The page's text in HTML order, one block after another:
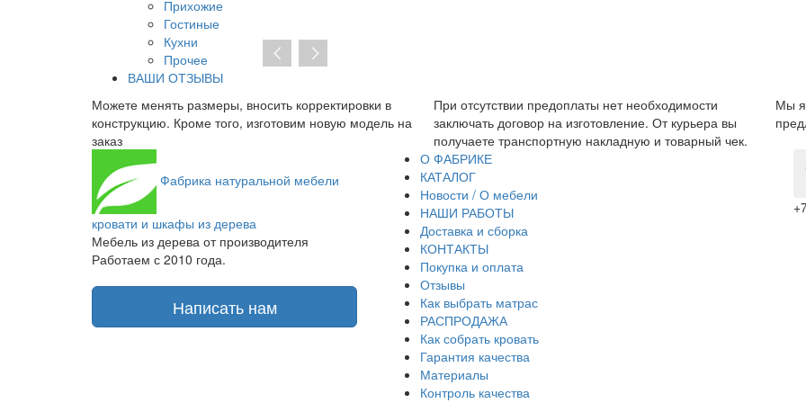
Прихожие
Гостиные
Кухни
Прочее
ВАШИ ОТЗЫВЫ
корректировки в
новую модель на
При отсутствии предоплаты нет необходимости
заключать договор на изготовление. От курьера вы
получаете транспортную накладную и товарный чек.
Мы являемся прямым производителем, поэтому
предложить низкую цену без дополнительных
Фабрика натуральной мебели
кровати и шкафы из дерева
Мебель из дерева от производителя
Работаем с 2010 года.
Написать нам
О ФАБРИКЕ
КАТАЛОГ
Новости / О мебели
НАШИ РАБОТЫ
Доставка и сборка
КОНТАКТЫ
Покупка и оплата
Отзывы
Как выбрать матрас
РАСПРОДАЖА
Как собрать кровать
Гарантия качества
Материалы
Контроль качества